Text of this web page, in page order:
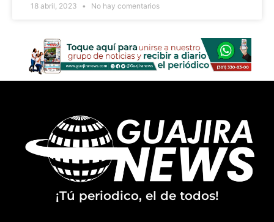
18 abril, 2023 No hay comentarios
¡Tú periodico, el de todos!